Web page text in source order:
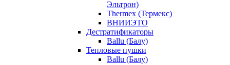
Эльтрон)
Thermex (Термекс)
ВНИИЭТО
Дестратификаторы
Ballu (Балу)
Тепловые пушки
Ballu (Балу)